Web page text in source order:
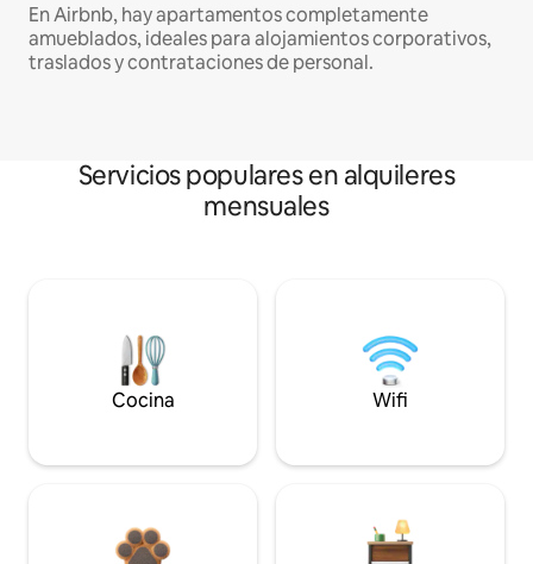
En Airbnb, hay apartamentos completamente
amueblados, ideales para alojamientos corporativos,
traslados y contrataciones de personal.
Servicios populares en alquileres
mensuales
Cocina Wifi